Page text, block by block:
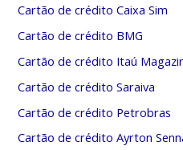
Cartão de crédito Caixa Sim
Cartão de crédito BMG
Cartão de crédito Itaú
Cartão de crédito Saraiva
Cartão de crédito Petrobras
Cartão de crédito Ayrton